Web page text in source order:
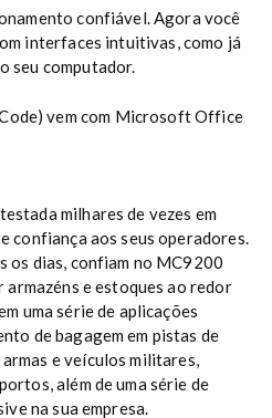
confiável. Agora você
interfaces intuitivas, como já
seu computador.
vem com Microsoft Office
milhares de vezes em
confiança aos seus operadores.
os dias, confiam no MC9200
e estoques ao redor
uma série de aplicações
de bagagem em pistas de
e veículos militares,
além de uma série de
na sua empresa.